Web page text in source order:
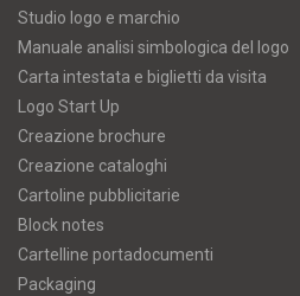
Studio logo e marchio
Manuale analisi simbologica del logo
Carta intestata e biglietti da visita
Logo Start Up
Creazione brochure
Creazione cataloghi
Cartoline pubblicitarie
Block notes
Cartelline portadocumenti
Packaging